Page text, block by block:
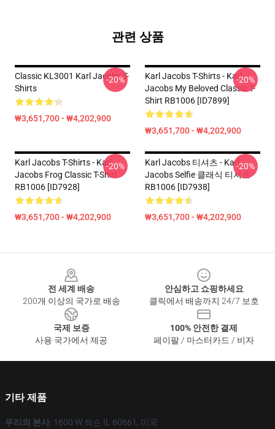
관련 상품
Classic KL3001 Karl Jacobs T-
Shirts
₩3,651,700 - ₩4,202,900
-20%
Karl Jacobs T-Shirts - Karl
Jacobs My Beloved Classic T-
Shirt RB1006 [ID7899]
₩3,651,700 - ₩4,202,900
-20%
Karl Jacobs T-Shirts - Karl
Jacobs Frog Classic T-Shirt
RB1006 [ID7928]
₩3,651,700 - ₩4,202,900
-20%
Karl Jacobs 티셔츠 - Karl
Jacobs Selfie 클래식 티셔츠
RB1006 [ID7938]
₩3,651,700 - ₩4,202,900
-20%
전 세계 배송
200개 이상의 국가로 배송
안심하고 쇼핑하세요
클릭에서 배송까지 24/7 보호
국제 보증
사용 국가에서 제공
100% 안전한 결제
페이팔 / 마스터카드 / 비자
기타 제품
우리의 본사: 1600 W 잭슨 IL 60661, 미국